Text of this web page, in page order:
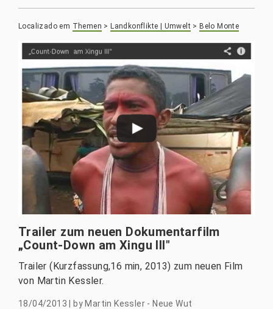
Localizado em Themen >Landkonflikte | Umwelt >Belo Monte
Trailer zum neuen Dokumentarfilm
„Count-Down am Xingu III"
Trailer (Kurzfassung,16 min, 2013) zum neuen Film
von Martin Kessler.
18/04/2013 by Martin Kessler - Neue Wut